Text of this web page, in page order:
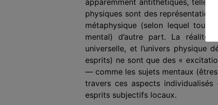
physiques sont des
métaphysique (selon lequel tout
mental) d’autre part. La réalité,
universelle, et l’univers physique
esprits) ne sont que des «
— comme les sujets mentaux
travers ces aspects individualisés
esprits subjectifs locaux.